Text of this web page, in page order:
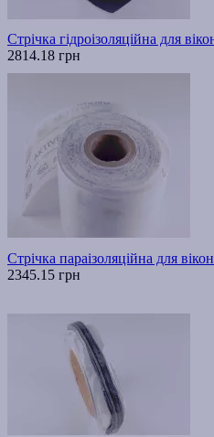
Стрічка гідроізоляційна для
2814.18 грн
Стрічка параізоляційна для
2345.15 грн